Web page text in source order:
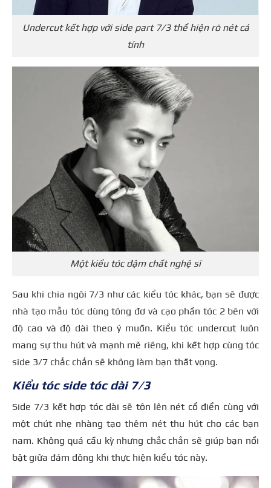
Undercut kết hợp với side part 7/3 thể hiện rõ nét cá
tính
Một kiểu tóc đậm chất nghệ sĩ
Sau khi chia ngôi 7/3 như các kiểu tóc khác, bạn sẽ được
nhà tạo mẫu tóc dùng tông đơ và cạo phần tóc 2 bên với
độ cao và độ dài theo ý muốn. Kiểu tóc undercut luôn
mang sự thu hút và mạnh mẽ riêng, khi kết hợp cùng tóc
side 3/7 chắc chắn sẽ không làm bạn thất vọng.
Kiểu tóc side tóc dài 7/3
Side 7/3 kết hợp tóc dài sẽ tôn lên nét cổ điển cùng với
một chút nhẹ nhàng tạo thêm nét thu hút cho các bạn
nam. Không quá cầu kỳ nhưng chắc chắn sẽ giúp bạn nổi
bật giữa đám đông khi thực hiện kiểu tóc này.